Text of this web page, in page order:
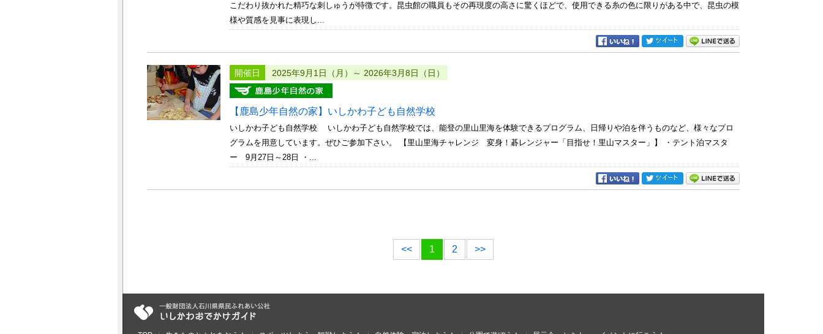
こだわり抜かれた精巧な刺しゅうが特徴です。昆虫館の職員もその再現度の高さに驚くほどで、使用できる糸の色に限りがある中で、昆虫の模
様や質感を見事に表現し...
開催日 2025年9月1日（月）～ 2026年3月8日（日）
【鹿島少年自然の家】いしかわ子ども自然学校
いしかわ子ども自然学校 いしかわ子ども自然学校では、能登の里山里海を体験できるプログラム、日帰りや泊を伴うものなど、様々なプロ
グラムを用意しています。ぜひご参加下さい。 【里山里海チャレンジ 変身！碁レンジャー「目指せ！里山マスター」】 ・テント泊マスタ
ー 9月27日～28日 ・...
<< 1 2 >>